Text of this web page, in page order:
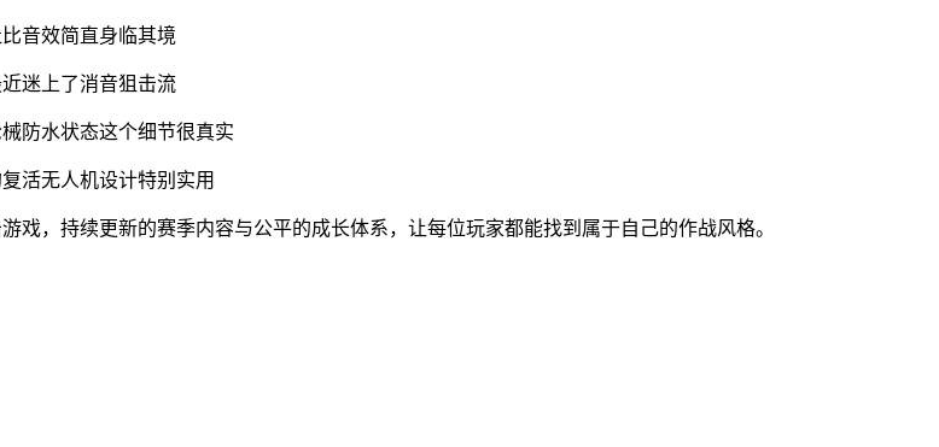
音效简直身临其境
迷上了消音狙击流
防水状态这个细节很真实
活无人机设计特别实用
，持续更新的赛季内容与公平的成长体系，让每位玩家都能找到属于自己的作战风格。